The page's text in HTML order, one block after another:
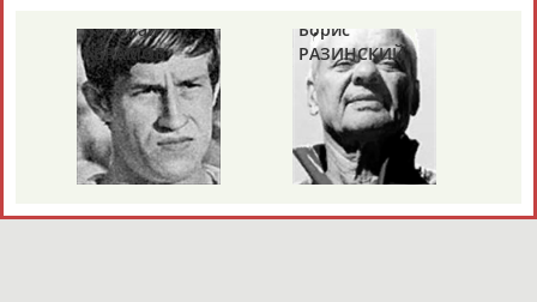
Николай
АБРАМОВ
Борис
РАЗИНСКИЙ